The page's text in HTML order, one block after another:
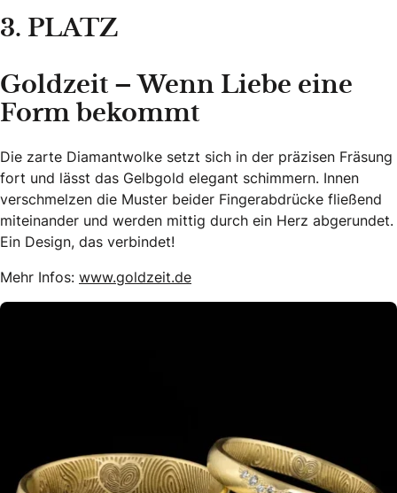
3. PLATZ
Goldzeit – Wenn Liebe eine
Form bekommt
Die zarte Diamantwolke setzt sich in der präzisen Fräsung
fort und lässt das Gelbgold elegant schimmern. Innen
verschmelzen die Muster beider Fingerabdrücke fließend
miteinander und werden mittig durch ein Herz abgerundet.
Ein Design, das verbindet!
Mehr Infos: www.goldzeit.de